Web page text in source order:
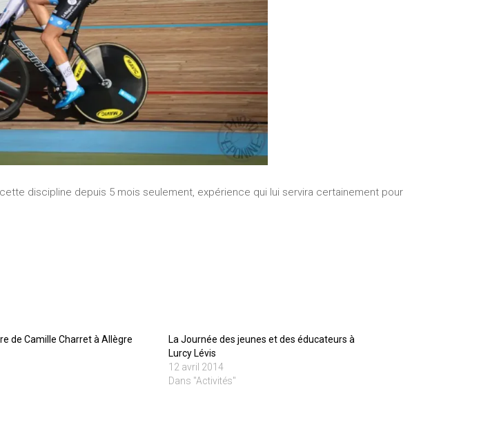
discipline depuis 5 mois seulement, expérience qui lui servira certainement pour
de Camille Charret à Allègre
La Journée des jeunes et des éducateurs à
Lurcy Lévis
12 avril 2014
Dans "Activités"